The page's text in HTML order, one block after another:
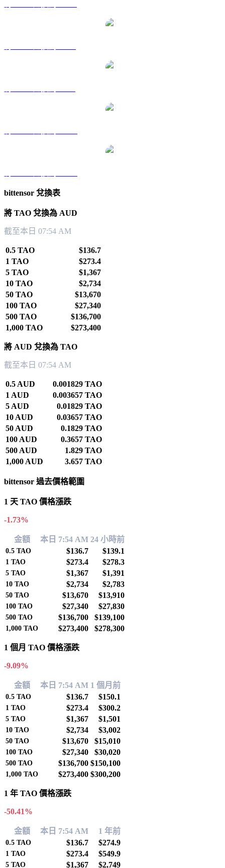
bittensor 兌換表
將 TAO 兌換為 AUD
截至本日 07:54 AM
0.5 TAO
$136.7
1 TAO
$273.4
5 TAO
$1,367
10 TAO
$2,734
50 TAO
$13,670
100 TAO
$27,340
500 TAO
$136,700
1,000 TAO
$273,400
將 AUD 兌換為 TAO
截至本日 07:54 AM
0.5 AUD
0.001829 TAO
1 AUD
0.003657 TAO
5 AUD
0.01829 TAO
10 AUD
0.03657 TAO
50 AUD
0.1829 TAO
100 AUD
0.3657 TAO
500 AUD
1.829 TAO
1,000 AUD
3.657 TAO
bittensor 過去價格範圍
1 天 TAO 價格漲跌
-1.73%
金額 本日 7:54 AM 24 小時前
0.5 TAO $136.7 $139.1
1 TAO $273.4 $278.3
5 TAO $1,367 $1,391
10 TAO $2,734 $2,783
50 TAO $13,670 $13,910
100 TAO $27,340 $27,830
500 TAO $136,700 $139,100
1,000 TAO $273,400 $278,300
1 個月 TAO 價格漲跌
-9.09%
金額 本日 7:54 AM 1 個月前
0.5 TAO $136.7 $150.1
1 TAO $273.4 $300.2
5 TAO $1,367 $1,501
10 TAO $2,734 $3,002
50 TAO $13,670 $15,010
100 TAO $27,340 $30,020
500 TAO $136,700 $150,100
1,000 TAO $273,400 $300,200
1 年 TAO 價格漲跌
-50.41%
金額 本日 7:54 AM 1 年前
0.5 TAO $136.7 $274.9
1 TAO $273.4 $549.9
5 TAO $1,367 $2,749